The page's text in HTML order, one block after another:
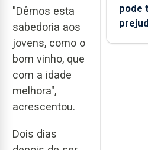
"Dêmos esta
sabedoria aos
jovens, como o
bom vinho, que
com a idade
melhora",
acrescentou.
Dois dias
pode